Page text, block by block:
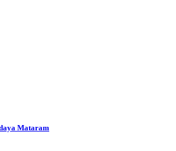
Mataram